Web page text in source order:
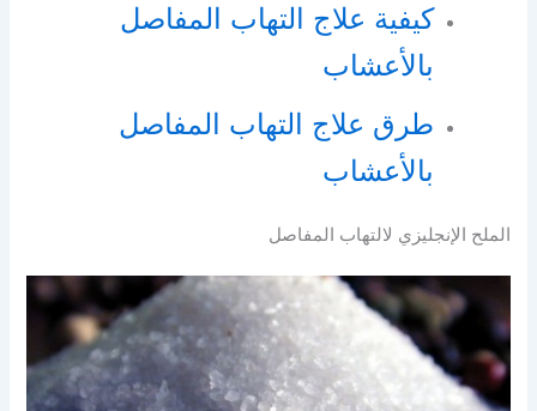
كيفية علاج التهاب المفاصل
بالأعشاب
طرق علاج التهاب المفاصل
بالأعشاب
الملح الإنجليزي لالتهاب المفاصل